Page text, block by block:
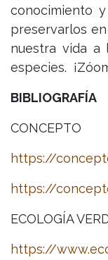
conocimiento
preservarlos
nuestra vida a
especies.
BIBLIOGRAFÍA
CONCEPTO
https://
https://
ECOLOGÍA
https://